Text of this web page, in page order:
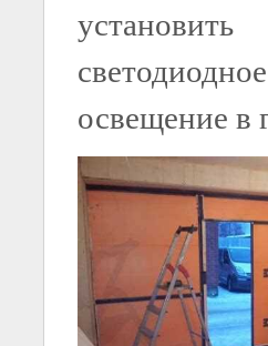
установить
светодиодное
освещение в